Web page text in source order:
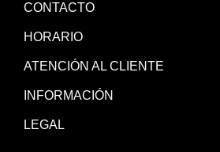
CONTACTO
HORARIO
ATENCIÓN AL CLIENTE
INFORMACIÓN
LEGAL